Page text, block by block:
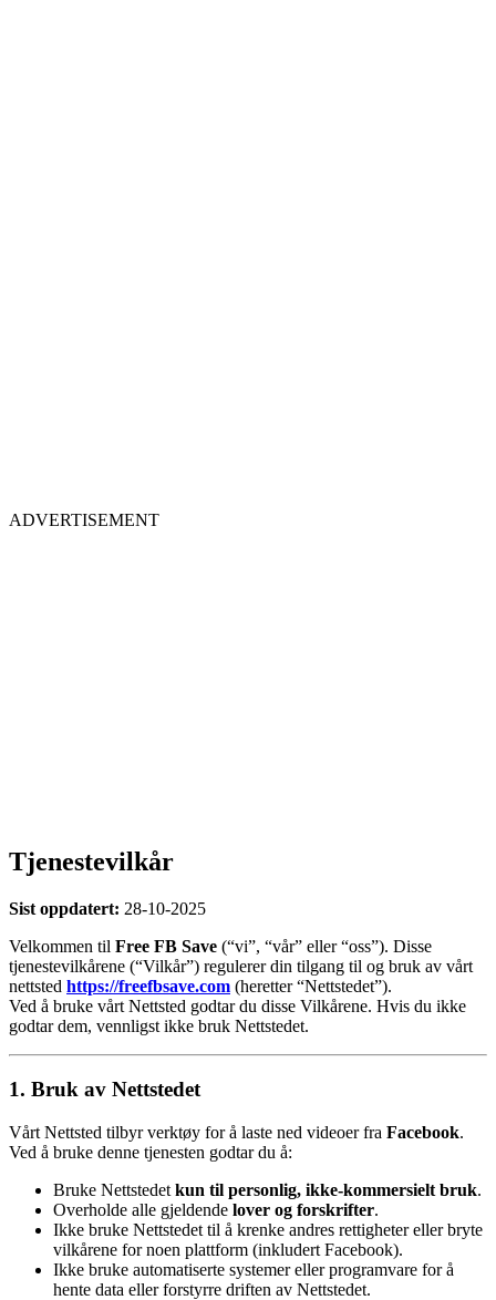
ADVERTISEMENT
Tjenestevilkår
Sist oppdatert: 28-10-2025
Velkommen til Free FB Save (“vi”, “vår” eller “oss”). Disse
tjenestevilkårene (“Vilkår”) regulerer din tilgang til og bruk av vårt
nettsted https://freefbsave.com (heretter “Nettstedet”).
Ved å bruke vårt Nettsted godtar du disse Vilkårene. Hvis du ikke
godtar dem, vennligst ikke bruk Nettstedet.
1. Bruk av Nettstedet
Vårt Nettsted tilbyr verktøy for å laste ned videoer fra Facebook.
Ved å bruke denne tjenesten godtar du å:
Bruke Nettstedet kun til personlig, ikke-kommersielt bruk.
Overholde alle gjeldende lover og forskrifter.
Ikke bruke Nettstedet til å krenke andres rettigheter eller bryte
vilkårene for noen plattform (inkludert Facebook).
Ikke bruke automatiserte systemer eller programvare for å
hente data eller forstyrre driften av Nettstedet.